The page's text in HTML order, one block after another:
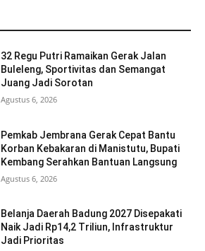
32 Regu Putri Ramaikan Gerak Jalan
Buleleng, Sportivitas dan Semangat
Juang Jadi Sorotan
Agustus 6, 2026
Pemkab Jembrana Gerak Cepat Bantu
Korban Kebakaran di Manistutu, Bupati
Kembang Serahkan Bantuan Langsung
Agustus 6, 2026
Belanja Daerah Badung 2027 Disepakati
Naik Jadi Rp14,2 Triliun, Infrastruktur
Jadi Prioritas